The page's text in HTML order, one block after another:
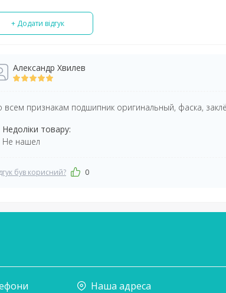
+ Додати відгук
Александр Хвилев
всем признакам подшипник оригинальный, фаска,
Недоліки товару:
Не нашел
був корисний? 0
Наша адреса